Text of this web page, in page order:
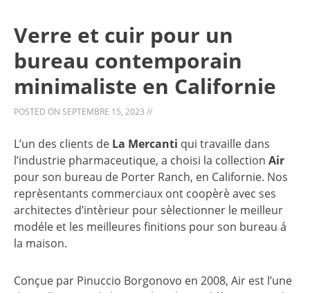
Verre et cuir pour un
bureau contemporain
minimaliste en Californie
POSTED ON SEPTEMBRE 15, 2023 //
L’un des clients de La Mercanti qui travaille dans
l’industrie pharmaceutique, a choisi la collection Air
pour son bureau de Porter Ranch, en Californie. Nos
reprèsentants commerciaux ont coopèrè avec ses
architectes d’intèrieur pour sèlectionner le meilleur
modéle et les meilleures finitions pour son bureau á
la maison.
Conçue par Pinuccio Borgonovo en 2008, Air est l’une